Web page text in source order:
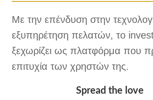
Με την επένδυση στην
εξυπηρέτηση πελατών, το
ξεχωρίζει ως πλατφόρμα που
επιτυχία των χρηστών της.
Spread the love